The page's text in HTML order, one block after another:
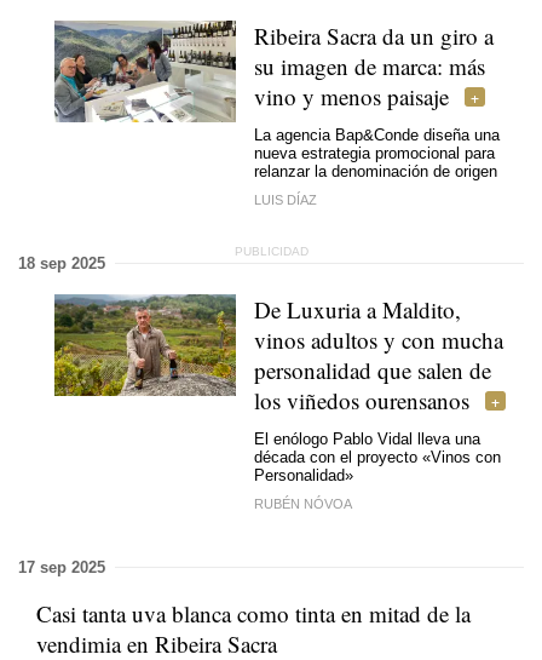
Ribeira Sacra da un giro a
su imagen de marca: más
vino y menos paisaje
La agencia Bap&Conde diseña una
nueva estrategia promocional para
relanzar la denominación de origen
LUIS DÍAZ
18 sep 2025
De Luxuria a Maldito,
vinos adultos y con mucha
personalidad que salen de
los viñedos ourensanos
El enólogo Pablo Vidal lleva una
década con el proyecto «Vinos con
Personalidad»
RUBÉN NÓVOA
17 sep 2025
Casi tanta uva blanca como tinta en mitad de la
vendimia en Ribeira Sacra